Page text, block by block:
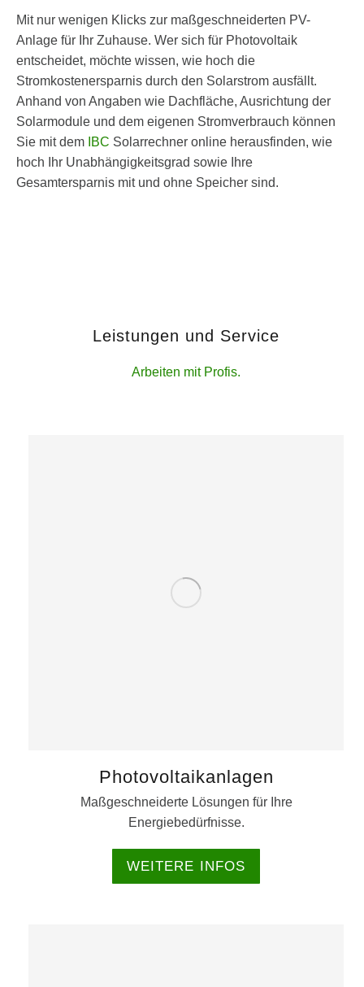
Mit nur wenigen Klicks zur maßgeschneiderten PV-
Anlage für Ihr Zuhause. Wer sich für Photovoltaik
entscheidet, möchte wissen, wie hoch die
Stromkostenersparnis durch den Solarstrom ausfällt.
Anhand von Angaben wie Dachfläche, Ausrichtung der
Solarmodule und dem eigenen Stromverbrauch können
Sie mit dem IBC Solarrechner online herausfinden, wie
hoch Ihr Unabhängigkeitsgrad sowie Ihre
Gesamtersparnis mit und ohne Speicher sind.
Leistungen und Service
Arbeiten mit Profis.
Photovoltaikanlagen
Maßgeschneiderte Lösungen für Ihre
Energiebedürfnisse.
WEITERE INFOS